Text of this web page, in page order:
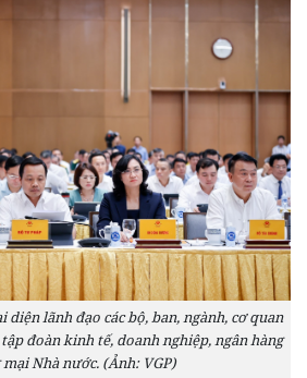
diện lãnh đạo các bộ, ban, ngành, cơ quan
đoàn kinh tế, doanh nghiệp, ngân hàng
Nhà nước. (Ảnh: VGP)